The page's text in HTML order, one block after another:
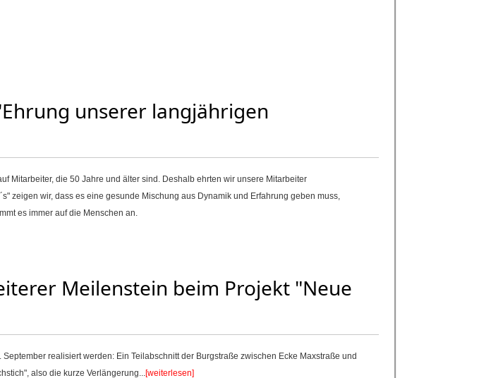
unserer langjährigen
Mitarbeiter, die 50 Jahre und älter sind. Deshalb ehrten wir unsere Mitarbeiter
zeigen wir, dass es eine gesunde Mischung aus Dynamik und Erfahrung geben muss,
es immer auf die Menschen an.
Meilenstein beim Projekt "Neue
realisiert werden: Ein Teilabschnitt der Burgstraße zwischen Ecke Maxstraße und
also die kurze Verlängerung...[weiterlesen]